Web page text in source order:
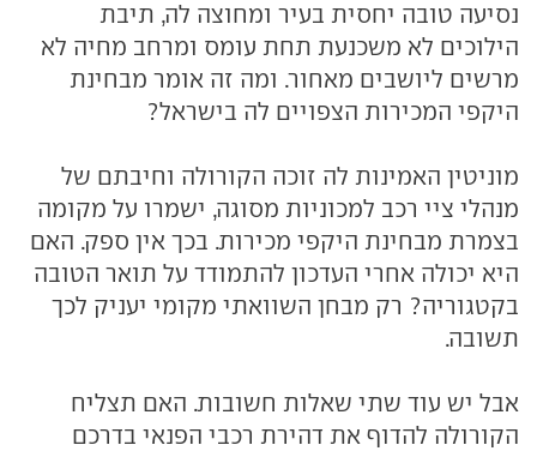
נסיעה טובה יחסית בעיר ומחוצה לה, תיבת
הילוכים לא משכנעת תחת עומס ומרחב מחיה לא
מרשים ליושבים מאחור. ומה זה אומר מבחינת
היקפי המכירות הצפויים לה בישראל?
מוניטין האמינות לה זוכה הקורולה וחיבתם של
מנהלי ציי רכב למכוניות מסוגה, ישמרו על מקומה
בצמרת מבחינת היקפי מכירות. בכך אין ספק. האם
היא יכולה אחרי העדכון להתמודד על תואר הטובה
בקטגוריה? רק מבחן השוואתי מקומי יעניק לכך
תשובה.
אבל יש עוד שתי שאלות חשובות. האם תצליח
הקורולה להדוף את דהירת רכבי הפנאי בדרכם